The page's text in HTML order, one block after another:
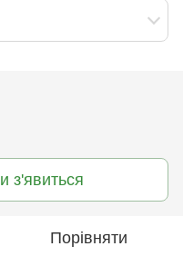
з'явиться
Порівняти